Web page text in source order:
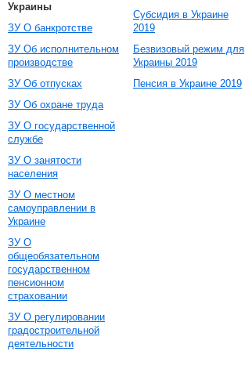
Украины
ЗУ О банкротстве
ЗУ Об исполнительном
производстве
ЗУ Об отпусках
ЗУ Об охране труда
ЗУ О государственной
службе
ЗУ О занятости
населения
ЗУ О местном
самоуправлении в
Украине
ЗУ О
общеобязательном
государственном
пенсионном
страховании
ЗУ О регулировании
градостроительной
деятельности
Субсидия в Украине
2019
Безвизовый режим для
Украины 2019
Пенсия в Украине 2019